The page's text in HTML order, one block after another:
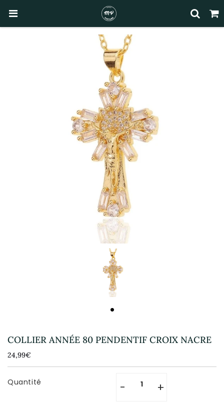
COLLIER ANNÉE 80 PENDENTIF CROIX NACRE
24,99€
Unit
price
Quantité - +